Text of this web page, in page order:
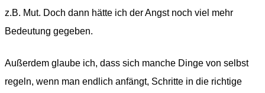
z.B. Mut. Doch dann hätte ich der Angst noch viel mehr
Bedeutung gegeben.
Außerdem glaube ich, dass sich manche Dinge von selbst
regeln, wenn man endlich anfängt, Schritte in die richtige